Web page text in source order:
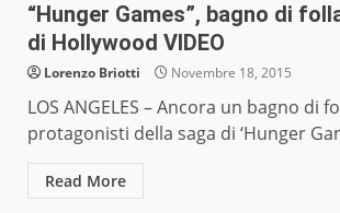
“Hunger Games”, bagno di
di Hollywood VIDEO
Lorenzo Briotti Novembre 18, 2015
LOS ANGELES – Ancora un bagno di
protagonisti della saga di ‘Hunger
Read More